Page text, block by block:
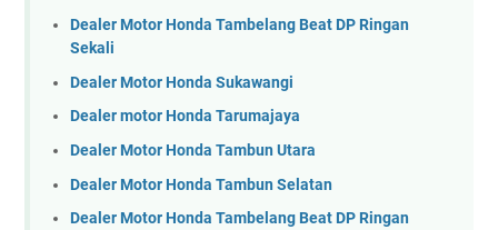
Dealer Motor Honda Tambelang Beat DP Ringan
Sekali
Dealer Motor Honda Sukawangi
Dealer motor Honda Tarumajaya
Dealer Motor Honda Tambun Utara
Dealer Motor Honda Tambun Selatan
Dealer Motor Honda Tambelang Beat DP Ringan